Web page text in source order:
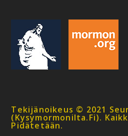
Tekijänoikeus © 2021
(kysymormonilta.fi).
Pidätetään.